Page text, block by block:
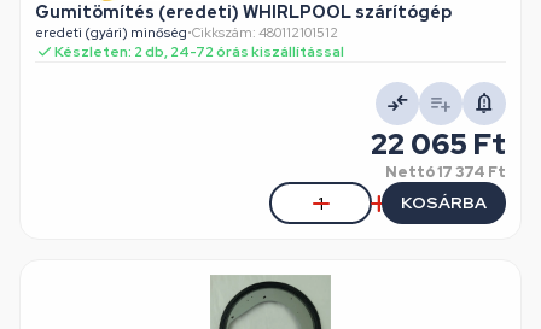
Gumitömítés (eredeti) WHIRLPOOL szárítógép
eredeti (gyári) minőség•Cikkszám: 480112101512
Készleten: 2 db, 24-72 órás kiszállítással
22 065 Ft
Nettó17 374 Ft
KOSÁRBA